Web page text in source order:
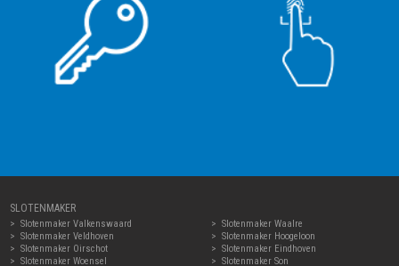
SLOTENMAKER
Slotenmaker Valkenswaard
Slotenmaker Waalre
Slotenmaker Veldhoven
Slotenmaker Hoogeloon
Slotenmaker Oirschot
Slotenmaker Eindhoven
Slotenmaker Woensel
Slotenmaker Son